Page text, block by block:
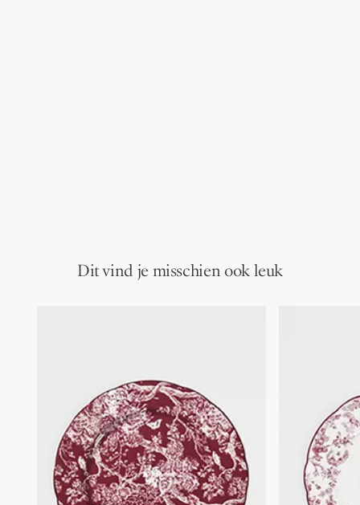
Dit vind je misschien ook leuk